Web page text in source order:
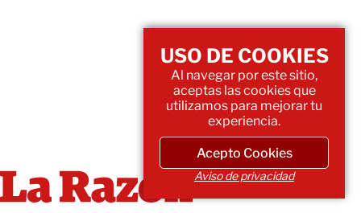
USO DE COOKIES
Al navegar por este sitio,
aceptas las cookies que
utilizamos para mejorar tu
experiencia.
Acepto Cookies
Aviso de privacidad